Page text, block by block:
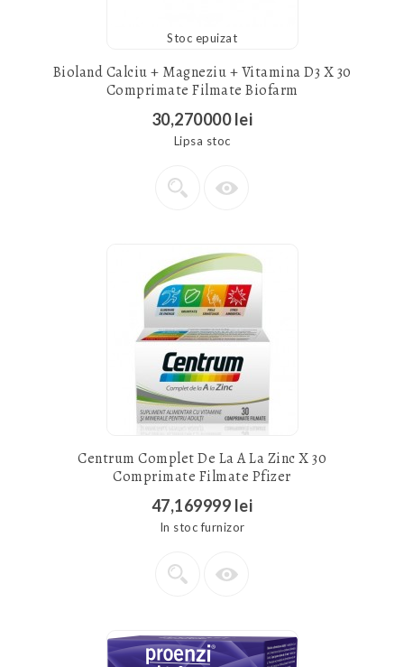
Stoc epuizat
Bioland Calciu + Magneziu + Vitamina D3 X 30
Comprimate Filmate Biofarm
30,270000 lei
Lipsa stoc
Centrum Complet De La A La Zinc X 30
Comprimate Filmate Pfizer
47,169999 lei
In stoc furnizor